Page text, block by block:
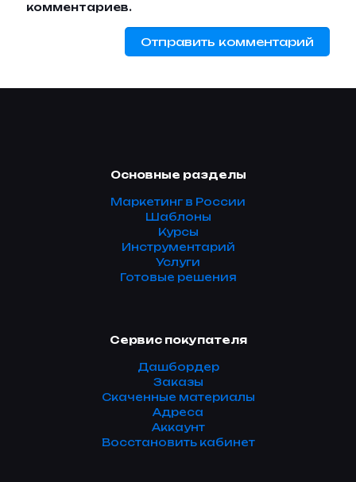
комментариев.
Основные разделы
Маркетинг в России
Шаблоны
Курсы
Инструментарий
Услуги
Готовые решения
Сервис покупателя
Дашбордер
Заказы
Скаченные материалы
Адреса
Аккаунт
Восстановить кабинет